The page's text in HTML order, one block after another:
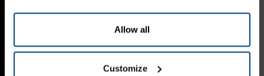
Allow all
Customize